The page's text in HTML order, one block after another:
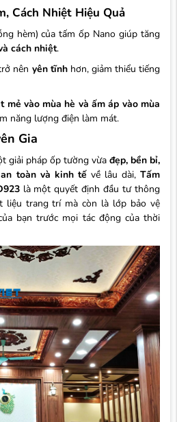
Cách Nhiệt Hiệu Quả
hèm) của tấm ốp Nano giúp tăng
cách nhiệt.
nên yên tĩnhhơn, giảm thiểu tiếng
mẻ vào mùa hè và ấm áp vào mùa
năng lượng điện làm mát.
Gia
giải pháp ốp tường vừa đẹp, bền bỉ,
an toàn và kinh tếvề lâu dài,Tấm
là một quyết định đầu tư thông
liệu trang trí mà còn là lớp bảo vệ
bạn trước mọi tác động của thời